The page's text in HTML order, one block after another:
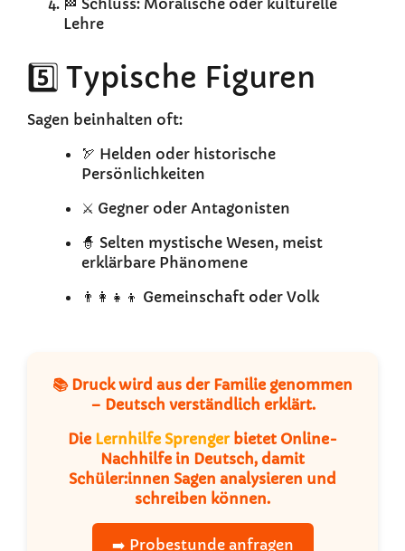
🏁 Schluss: Moralische oder kulturelle
Lehre
5️⃣ Typische Figuren
Sagen beinhalten oft:
🏹 Helden oder historische
Persönlichkeiten
⚔️ Gegner oder Antagonisten
🧙 Selten mystische Wesen, meist
erklärbare Phänomene
👨‍👩‍👧‍👦 Gemeinschaft oder Volk
📚 Druck wird aus der Familie genommen
– Deutsch verständlich erklärt.
Die Lernhilfe Sprengerbietet Online-
Nachhilfe in Deutsch, damit
Schüler:innen Sagen analysieren und
schreiben können.
➡️ Probestunde anfragen